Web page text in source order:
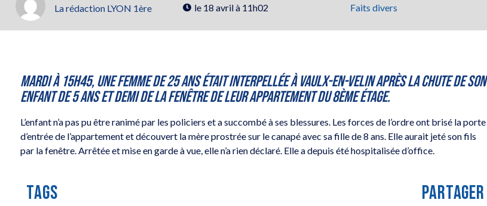
La rédaction LYON 1ère le 18 avril à 11h02 Faits divers
Mardi à 15h45, une femme de 25 ans était interpellée à Vaulx-en-Velin après la chute de son
enfant de 5 ans et demi de la fenêtre de leur appartement du 8ème étage.
L’enfant n’a pas pu être ranimé par les policiers et a succombé à ses blessures. Les forces de l’ordre ont brisé la porte
d’entrée de l’appartement et découvert la mère prostrée sur le canapé avec sa fille de 8 ans. Elle aurait jeté son fils
par la fenêtre. Arrêtée et mise en garde à vue, elle n’a rien déclaré. Elle a depuis été hospitalisée d’office.
TAGS
PARTAGER